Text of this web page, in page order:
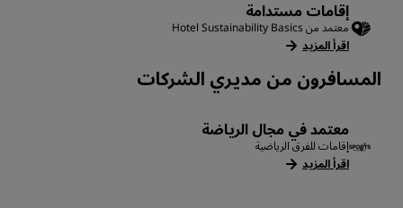
إقامات مستدامة
معتمد من Hotel Sustainability Basics
اقرأ المزيد
المسافرون من مديري الشركات
معتمد في مجال الرياضة
إقامات للفرق الرياضية
اقرأ المزيد